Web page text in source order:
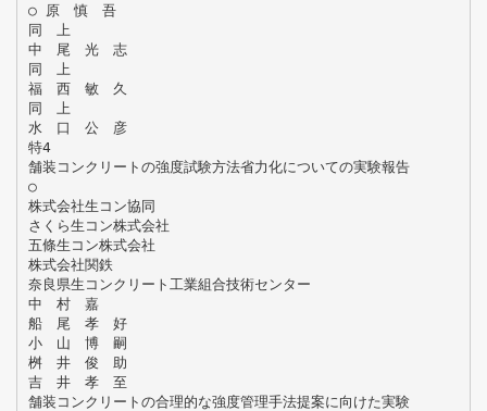
○ 原 慎 吾
同 上
中 尾 光 志
同 上
福 西 敏 久
同 上
水 口 公 彦
特4
舗装コンクリートの強度試験方法省力化についての実験報告
○
株式会社生コン協同
さくら生コン株式会社
五條生コン株式会社
株式会社関鉄
奈良県生コンクリート工業組合技術センター
中 村 嘉
船 尾 孝 好
小 山 博 嗣
桝 井 俊 助
吉 井 孝 至
舗装コンクリートの合理的な強度管理手法提案に向けた実験